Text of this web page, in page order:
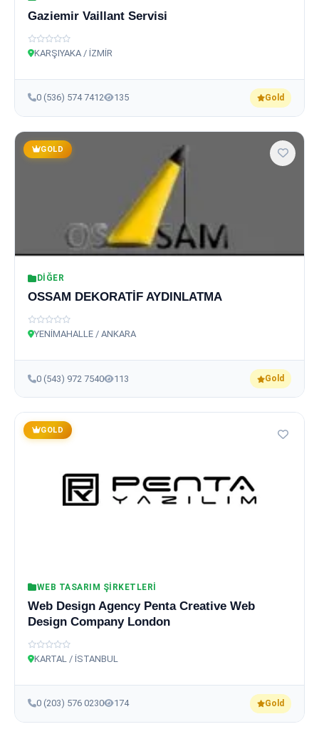
Gaziemir Vaillant Servisi
KARŞIYAKA / İZMİR
0 (536) 574 7412 135 Gold
GOLD
DIĞER
OSSAM DEKORATİF AYDINLATMA
YENİMAHALLE / ANKARA
0 (543) 972 7540 113 Gold
GOLD
WEB TASARIM ŞIRKETLERI
Web Design Agency Penta Creative Web
Design Company London
KARTAL / İSTANBUL
0 (203) 576 0230 174 Gold